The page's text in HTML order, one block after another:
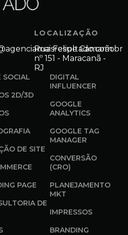
LOCALIZAÇÃO
Rua Felipe Camarão
nº 151 - Maracanã -
RJ
SOCIAL
2D/3D
DE SITE
PAGE
DE
DIGITAL
INFLUENCER
GOOGLE
ANALYTICS
GOOGLE TAG
MANAGER
CONVERSÃO
(CRO)
PLANEJAMENTO
MKT
IMPRESSOS
BRANDING